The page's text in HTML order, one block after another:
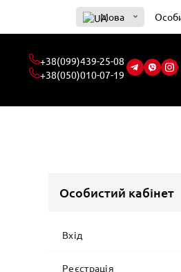
Мова
Особистий кабінет
Вхід
Реєстрація